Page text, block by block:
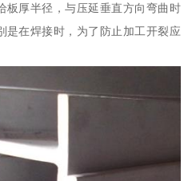
板厚半径，与压延垂直方向弯曲时
是在焊接时，为了防止加工开裂应